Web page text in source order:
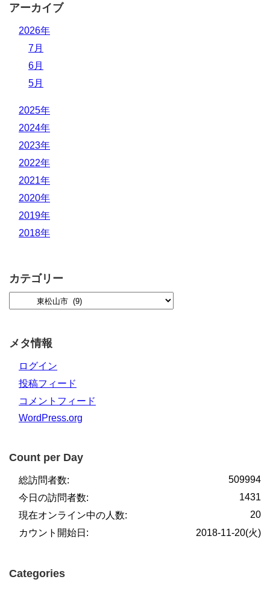
アーカイブ
2026年
7月
6月
5月
2025年
2024年
2023年
2022年
2021年
2020年
2019年
2018年
カテゴリー
メタ情報
ログイン
投稿フィード
コメントフィード
WordPress.org
Count per Day
509994
総訪問者数:
1431
今日の訪問者数:
20
現在オンライン中の人数:
2018-11-20(火)
カウント開始日:
Categories